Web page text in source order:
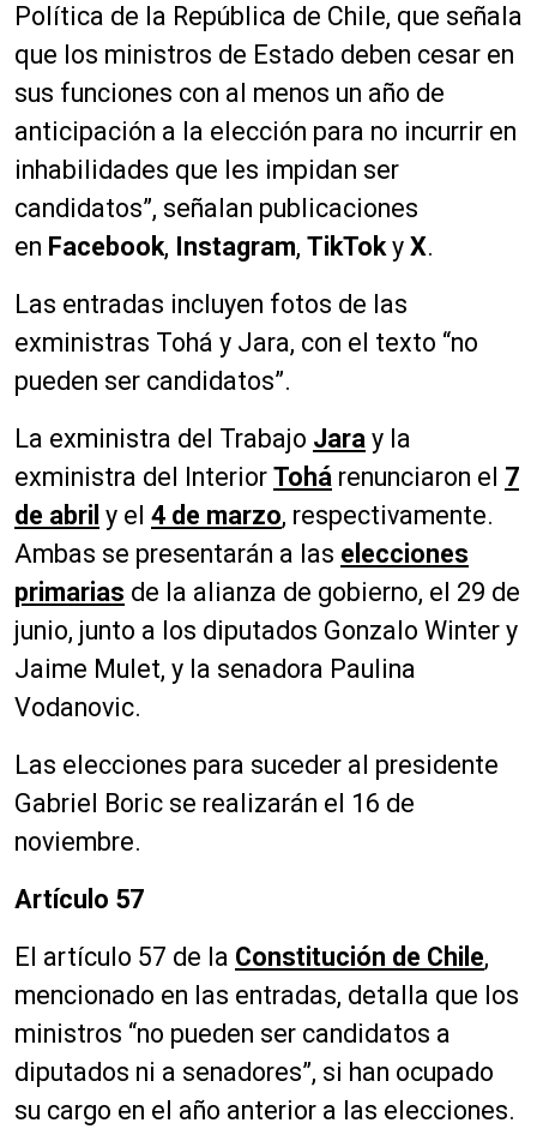
Política de la República de Chile, que señala
que los ministros de Estado deben cesar en
sus funciones con al menos un año de
anticipación a la elección para no incurrir en
inhabilidades que les impidan ser
candidatos”, señalan publicaciones
en Facebook, Instagram, TikToky X.
Las entradas incluyen fotos de las
exministras Tohá y Jara, con el texto “no
pueden ser candidatos”.
La exministra del Trabajo Jara y la
exministra del Interior Tohá renunciaron el 7
de abril y el 4 de marzo, respectivamente.
Ambas se presentarán a las elecciones
primarias de la alianza de gobierno, el 29 de
junio, junto a los diputados Gonzalo Winter y
Jaime Mulet, y la senadora Paulina
Vodanovic.
Las elecciones para suceder al presidente
Gabriel Boric se realizarán el 16 de
noviembre.
Artículo 57
El artículo 57 de la Constitución de Chile,
mencionado en las entradas, detalla que los
ministros “no pueden ser candidatos a
diputados ni a senadores”, si han ocupado
su cargo en el año anterior a las elecciones.